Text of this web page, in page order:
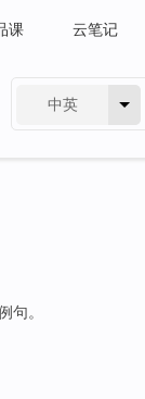
课 云笔记
中英
句。